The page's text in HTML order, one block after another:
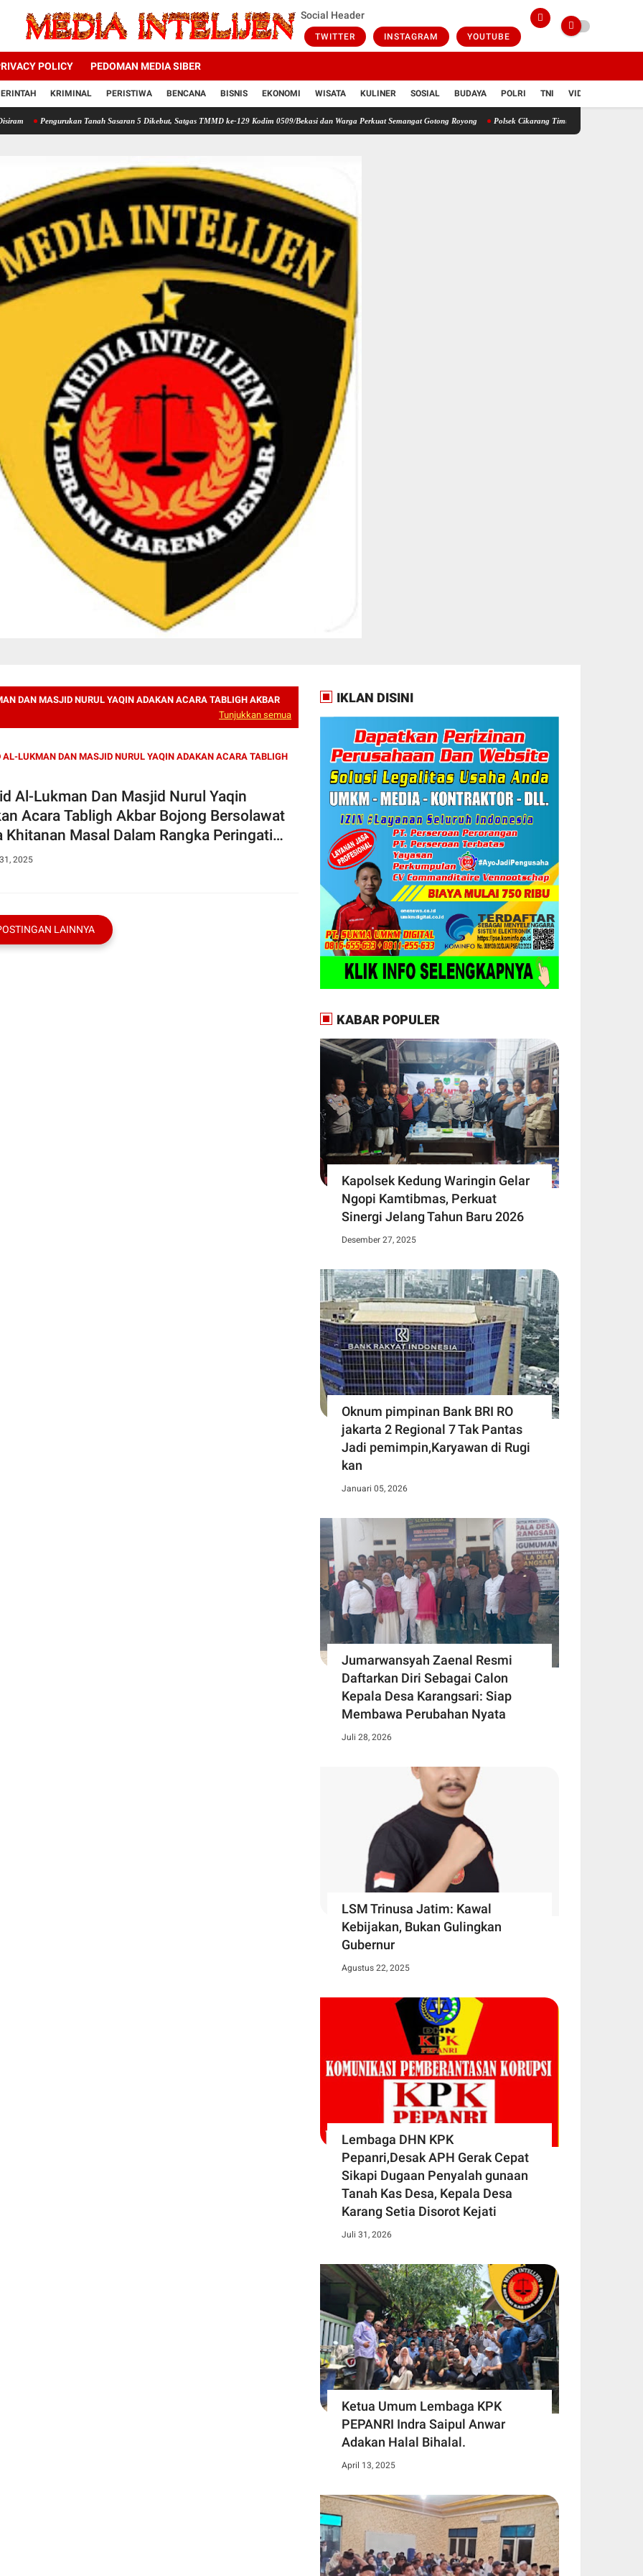
Social Header
TWITTER INSTAGRAM YOUTUBE
POLICY PEDOMAN MEDIA SIBER
KRIMINAL PERISTIWA BENCANA BISNIS EKONOMI WISATA KULINER SOSIAL BUDAYA POLRI TNI VIDIO
Tanah Sasaran 5 Dikebut, Satgas TMMD ke-129 Kodim 0509/Bekasi dan Warga Perkuat Semangat Gotong Royong Polsek Cikarang Timur Bersama Muspika dan Warga
DAN MASJID NURUL YAQIN ADAKAN ACARA TABLIGH AKBAR
Tunjukkan semua
AL-LUKMAN DAN MASJID NURUL YAQIN ADAKAN ACARA TABLIGH
Al-Lukman Dan Masjid Nurul Yaqin
Acara Tabligh Akbar Bojong Bersolawat
Khitanan Masal Dalam Rangka Peringati
Nabi Muhammad SAW
2025
LAINNYA
IKLAN DISINI
KABAR POPULER
Kapolsek Kedung Waringin Gelar
Ngopi Kamtibmas, Perkuat
Sinergi Jelang Tahun Baru 2026
Desember 27, 2025
Oknum pimpinan Bank BRI RO
jakarta 2 Regional 7 Tak Pantas
Jadi pemimpin,Karyawan di Rugi
kan
Januari 05, 2026
Jumarwansyah Zaenal Resmi
Daftarkan Diri Sebagai Calon
Kepala Desa Karangsari: Siap
Membawa Perubahan Nyata
Juli 28, 2026
LSM Trinusa Jatim: Kawal
Kebijakan, Bukan Gulingkan
Gubernur
Agustus 22, 2025
Lembaga DHN KPK
Pepanri,Desak APH Gerak Cepat
Sikapi Dugaan Penyalah gunaan
Tanah Kas Desa, Kepala Desa
Karang Setia Disorot Kejati
Juli 31, 2026
Ketua Umum Lembaga KPK
PEPANRI Indra Saipul Anwar
Adakan Halal Bihalal.
April 13, 2025